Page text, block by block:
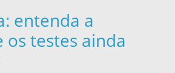
entenda a
os testes ainda